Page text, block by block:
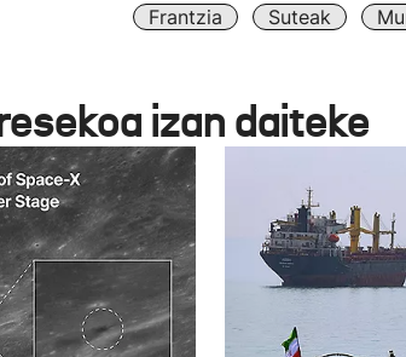
Frantzia Suteak
izan daiteke